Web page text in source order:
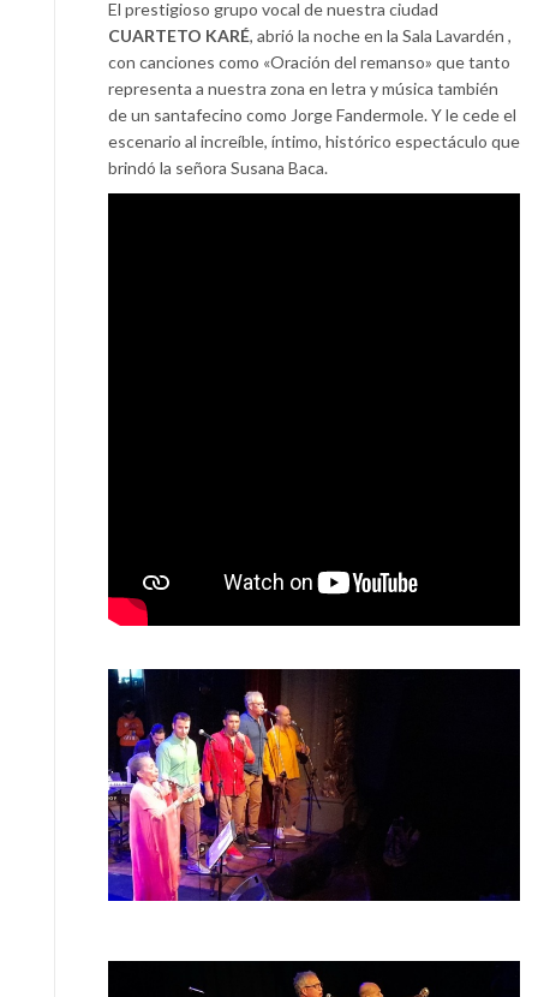
El prestigioso grupo vocal de nuestra ciudad
CUARTETO KARÉ, abrió la noche en la Sala Lavardén ,
con canciones como «Oración del remanso» que tanto
representa a nuestra zona en letra y música también
de un santafecino como Jorge Fandermole. Y le cede el
escenario al increíble, íntimo, histórico espectáculo que
brindó la señora Susana Baca.